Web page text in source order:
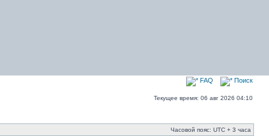
FAQ Поиск
Текущее время: 06 авг 2026 04:10
Часовой пояс: UTC + 3 часа